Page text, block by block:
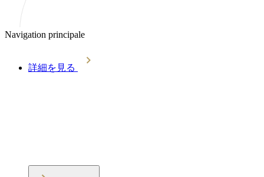
Navigation principale
詳細を見る